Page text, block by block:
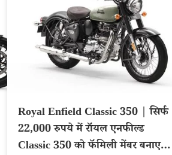
Royal Enfield Classic 350 | सिर्फ
22,000 रुपये में रॉयल एनफील्ड
Classic 350 को फॅमिली मेंबर बनाए,